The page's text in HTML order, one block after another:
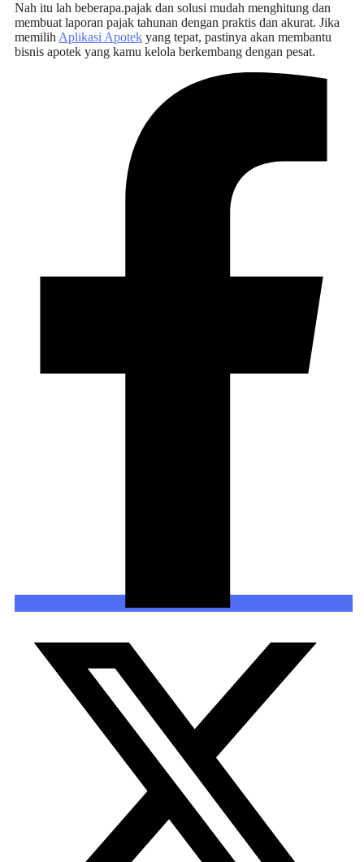
Nah itu lah beberapa.pajak dan solusi mudah menghitung dan
membuat laporan pajak tahunan dengan praktis dan akurat. Jika
memilih Aplikasi Apotek yang tepat, pastinya akan membantu
bisnis apotek yang kamu kelola berkembang dengan pesat.